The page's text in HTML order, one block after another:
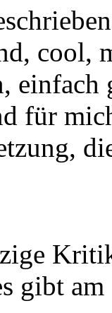
cool,
einfach
für
gibt